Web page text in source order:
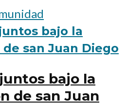
bajo la
de san Juan